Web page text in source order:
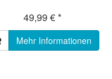
49,99 € *
Mehr Informationen